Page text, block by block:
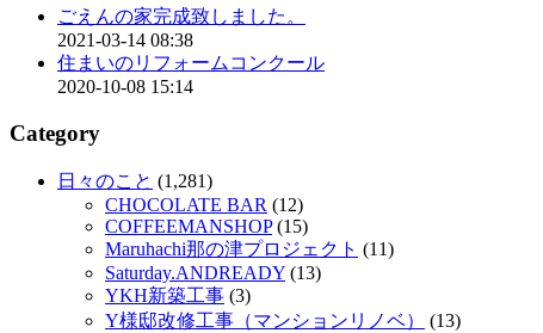
ごえんの家完成致しました。
2021-03-14 08:38
住まいのリフォームコンクール
2020-10-08 15:14
Category
日々のこと (1,281)
CHOCOLATE BAR (12)
COFFEEMANSHOP(15)
Maruhachi那の津プロジェクト (11)
Saturday.ANDREADY (13)
YKH新築工事 (3)
Y様邸改修工事（マンションリノベ）
(13)